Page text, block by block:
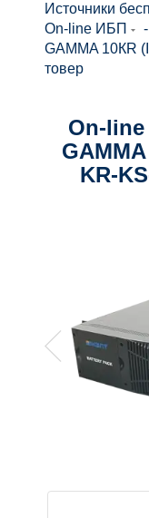
Источники
On-line ИБП
-
GAMMA 10КR
товер
On-
KR-